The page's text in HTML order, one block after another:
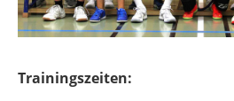
Trainingszeiten: